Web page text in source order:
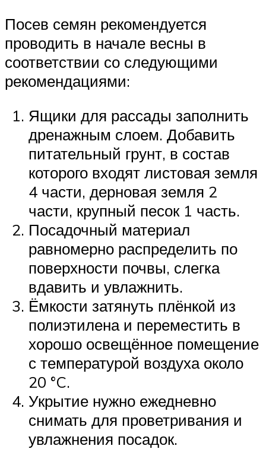
Посев семян рекомендуется
проводить в начале весны в
соответствии со следующими
рекомендациями:
Ящики для рассады заполнить
дренажным слоем. Добавить
питательный грунт, в состав
которого входят листовая земля
4 части, дерновая земля 2
части, крупный песок 1 часть.
Посадочный материал
равномерно распределить по
поверхности почвы, слегка
вдавить и увлажнить.
Ёмкости затянуть плёнкой из
полиэтилена и переместить в
хорошо освещённое помещение
с температурой воздуха около
20 °C.
Укрытие нужно ежедневно
снимать для проветривания и
увлажнения посадок.